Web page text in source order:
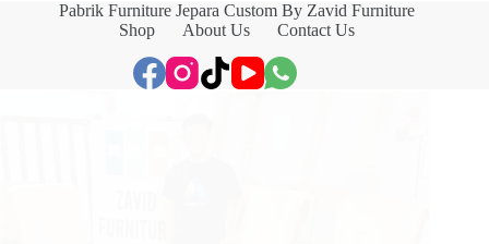
Pabrik Furniture Jepara Custom By Zavid Furniture
Shop
About Us Contact Us